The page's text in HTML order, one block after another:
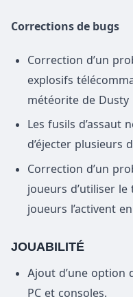
Corrections de bugs
Correction d’un
explosifs
météorite de Dusty
Les fusils d’assaut
d’éjecter plusieurs
Correction d’un
joueurs d’utiliser
joueurs l’activent
JOUABILITÉ
Ajout d’une option
PC et consoles.